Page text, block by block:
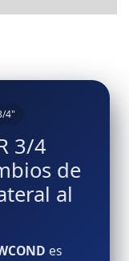
4"
3/4
de
al
es